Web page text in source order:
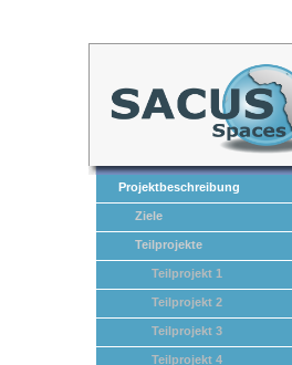
Projektbeschreibung
Ziele
Teilprojekte
Teilprojekt 1
Teilprojekt 2
Teilprojekt 3
Teilprojekt 4